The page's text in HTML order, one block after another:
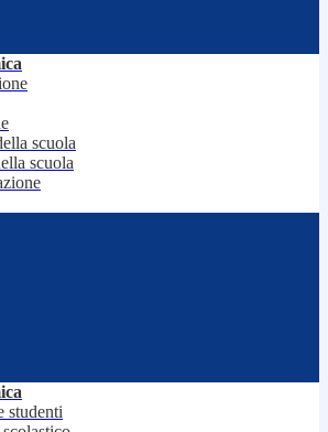
scuola
scuola
studenti